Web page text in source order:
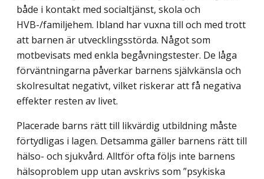
både i kontakt med socialtjänst, skola och
HVB-/familjehem. Ibland har vuxna till och med trott
att barnen är utvecklingsstörda. Något som
motbevisats med enkla begåvningstester. De låga
förväntningarna påverkar barnens självkänsla och
skolresultat negativt, vilket riskerar att få negativa
effekter resten av livet.
Placerade barns rätt till likvärdig utbildning måste
förtydligas i lagen. Detsamma gäller barnens rätt till
hälso- och sjukvård. Alltför ofta följs inte barnens
hälsoproblem upp utan avskrivs som ”psykiska